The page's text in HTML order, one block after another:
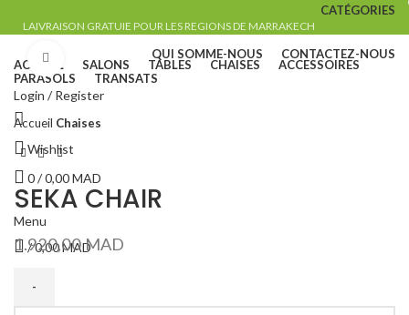
CATÉGORIES
LAIVRAISON GRATUIE POUR LES REGIONS DE MARRAKECH
QUI SOMME-NOUS CONTACTEZ-NOUS
ACCUEIL SALONS TABLES CHAISES
ACCESSOIRES
PARASOLS
TRANSATS
Login / Register
Wishlist
0/0,00MAD
Menu
/0,00MAD
Click to enlarge
Accueil Chaises
SEKA CHAIR
1.920,00MAD